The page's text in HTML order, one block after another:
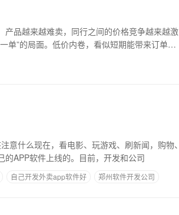
品越来越难卖，同行之间的价格竞争越来越激
单”的局面。低价内卷，看似短期能带来订单，
什么现在，看电影、玩游戏、刷新闻，购物、
APP软件上线的。目前，开发和公司
自己开发外卖app软件好 郑州软件开发公司